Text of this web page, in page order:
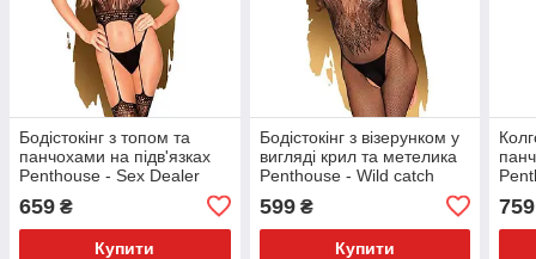
Бодістокінг з топом та
панчохами на підв'язках
Penthouse - Sex Dealer
659 ₴
Купити
Бодістокінг з візерунком у
вигляді крил та метелика
Penthouse - Wild catch
599₴
Купити
759